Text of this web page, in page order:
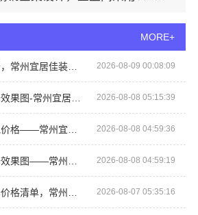
MORE+
天宁家庭装修报价，常州宜居佳装饰工程有限公司透明无增项 2026-08-09 00:08:09
常州优秀新房装修效果图-常州宜居佳装饰 2026-08-08 05:15:39
2026-08-08 04:59:36
2026-08-08 04:59:19
2026-08-07 05:35:16